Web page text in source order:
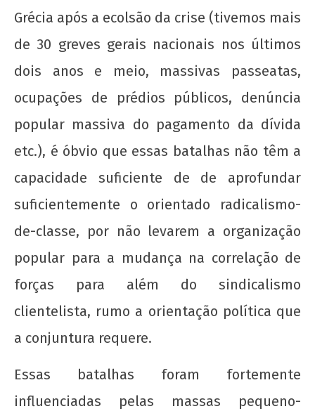
Grécia após a ecolsão da crise (tivemos mais
de 30 greves gerais nacionais nos últimos
dois anos e meio, massivas passeatas,
ocupações de prédios públicos, denúncia
popular massiva do pagamento da dívida
etc.), é óbvio que essas batalhas não têm a
capacidade suficiente de de aprofundar
suficientemente o orientado radicalismo-
de-classe, por não levarem a organização
popular para a mudança na correlação de
forças para além do sindicalismo
clientelista, rumo a orientação política que
a conjuntura requere.
Essas batalhas foram fortemente
influenciadas pelas massas pequeno-